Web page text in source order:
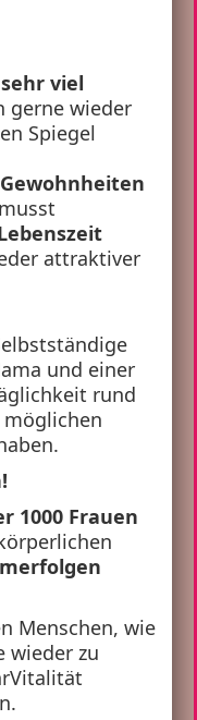
sehr viel
gerne wieder
Spiegel
Gewohnheiten
musst
attraktiver
und einer
rund
1000 Frauen
Menschen, wie
wieder zu